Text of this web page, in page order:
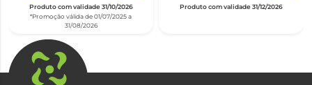
*Promoção válida de 01/07/2025 a
31/08/2026
Produto com validade 31/10/2026 Produto com validade 31/12/2026